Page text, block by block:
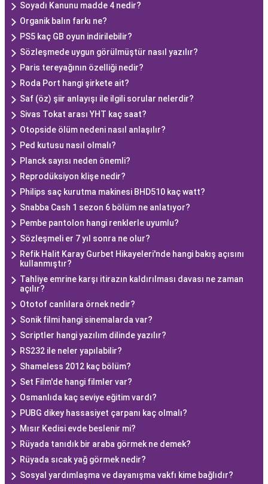
Soyadı Kanunu madde 4 nedir?
Organik balın farkı ne?
PS5 kaç GB oyun indirilebilir?
Sözleşmede uygun görülmüştür nasıl yazılır?
Paris tereyağının özelliği nedir?
Roda Port hangi şirkete ait?
Saf (öz) şiir anlayışı ile ilgili sorular nelerdir?
Sivas Tokat arası YHT kaç saat?
Otopside ölüm nedeni nasıl anlaşılır?
Ped kutusu nasıl olmalı?
Planck sayısı neden önemli?
Reprodüksiyon klişe nedir?
Philips saç kurutma makinesi BHD510 kaç watt?
Snabba Cash 1 sezon 6 bölüm ne anlatıyor?
Pembe pantolon hangi renklerle uyumlu?
Sözleşmeli er 7 yıl sonra ne olur?
Refik Halit Karay Gurbet Hikayeleri'nde hangi bakış açısını
kullanmıştır?
Tahliye emrine karşı itirazın kaldırılması davası ne zaman
açılır?
Ototof canlılara örnek nedir?
Sonik filmi hangi sinemalarda var?
Scriptler hangi yazılım dilinde yazılır?
RS232 ile neler yapılabilir?
Shameless 2012 kaç bölüm?
Set Film'de hangi filmler var?
Osmanlıda kaç seviye eğitim vardı?
PUBG dikey hassasiyet çarpanı kaç olmalı?
Mısır Kedisi evde beslenir mi?
Rüyada tanıdık bir araba görmek ne demek?
Rüyada sıcak yağ görmek nedir?
Sosyal yardımlaşma ve dayanışma vakfı kime bağlıdır?